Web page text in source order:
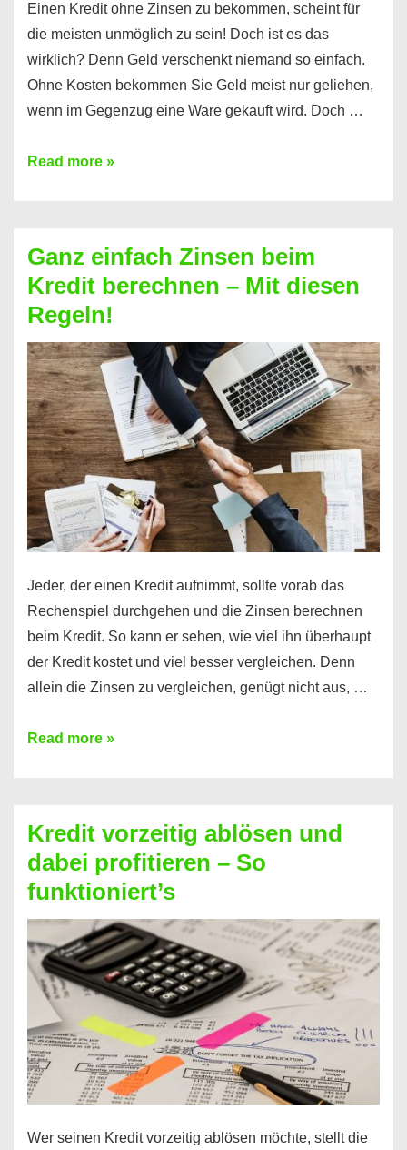
Einen Kredit ohne Zinsen zu bekommen, scheint für
die meisten unmöglich zu sein! Doch ist es das
wirklich? Denn Geld verschenkt niemand so einfach.
Ohne Kosten bekommen Sie Geld meist nur geliehen,
wenn im Gegenzug eine Ware gekauft wird. Doch …
Einen
bekommen?
So
ist
es
möglich!
Read more »
Ganz einfach Zinsen beim
Kredit berechnen – Mit diesen
Regeln!
Jeder, der einen Kredit aufnimmt, sollte vorab das
Rechenspiel durchgehen und die Zinsen berechnen
beim Kredit. So kann er sehen, wie viel ihn überhaupt
der Kredit kostet und viel besser vergleichen. Denn
allein die Zinsen zu vergleichen, genügt nicht aus, …
Ganz
Kredit
berechnen
–
Mit
diesen
Regeln!
Read more »
Kredit vorzeitig ablösen und
dabei profitieren – So
funktioniert’s
Wer seinen Kredit vorzeitig ablösen möchte, stellt die